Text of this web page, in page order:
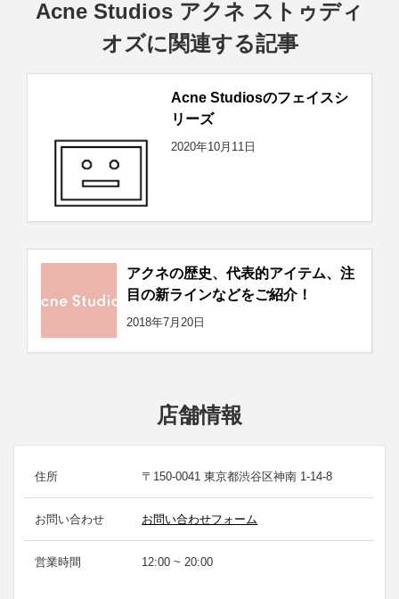
Acne Studios アクネ ストゥディ
オズに関連する記事
Acne Studiosのフェイスシ
リーズ
2020年10月11日
アクネの歴史、代表的アイテム、注
目の新ラインなどをご紹介！
2018年7月20日
店舗情報
住所 〒150-0041 東京都渋谷区神南 1-14-8
お問い合わせ お問い合わせフォーム
営業時間 12:00 ~ 20:00